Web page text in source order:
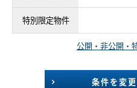
特別限定物件
公開・非公開・
条件を変